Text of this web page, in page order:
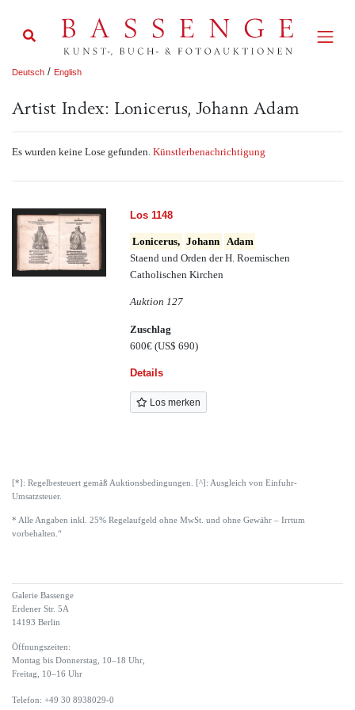
Deutsch / English
Artist Index: Lonicerus, Johann Adam
Es wurden keine Lose gefunden. Künstlerbenachrichtigung
Los 1148
Lonicerus, Johann Adam
Staend und Orden der H. Roemischen
Catholischen Kirchen
Auktion 127
Zuschlag
600€(US$ 690)
Details
Los merken
[*]: Regelbesteuert gemäß Auktionsbedingungen. [^]: Ausgleich von Einfuhr-
Umsatzsteuer.
* Alle Angaben inkl. 25% Regelaufgeld ohne MwSt. und ohne Gewähr – Irrtum
vorbehalten.“
Galerie Bassenge
Erdener Str. 5A
14193 Berlin
Öffnungszeiten:
Montag bis Donnerstag, 10–18 Uhr,
Freitag, 10–16 Uhr
Telefon: +49 30 8938029-0